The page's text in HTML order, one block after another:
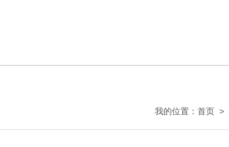
我的位置： 首页 >